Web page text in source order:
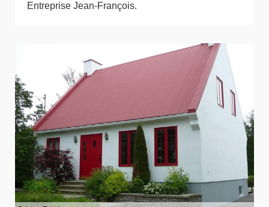
Entreprise Jean-François.